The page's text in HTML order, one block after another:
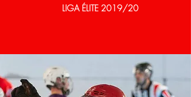
LIGA ÉLITE 2019/20